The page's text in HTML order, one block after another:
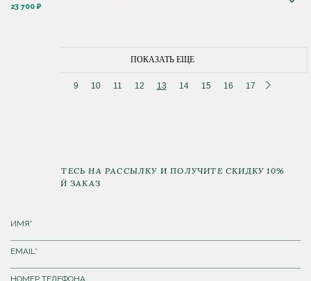
23 700 ₽
ПОКАЗАТЬ ЕЩЕ
9 10 11 12 13 14 15 16 17
ПОДПИШИТЕСЬ НА РАССЫЛКУ И ПОЛУЧИТЕ СКИДКУ 10%
НА ПЕРВЫЙ ЗАКАЗ